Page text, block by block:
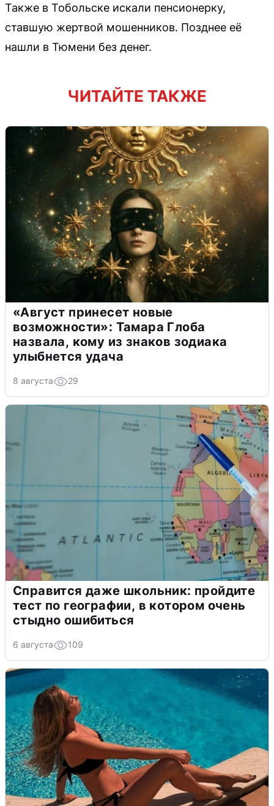
Также в Тобольске искали пенсионерку,
ставшую жертвой мошенников. Позднее её
нашли в Тюмени без денег.
ЧИТАЙТЕ ТАКЖЕ
«Август принесет новые
возможности»: Тамара Глоба
назвала, кому из знаков зодиака
улыбнется удача
8 августа 29
Справится даже школьник: пройдите
тест по географии, в котором очень
стыдно ошибиться
6 августа 109